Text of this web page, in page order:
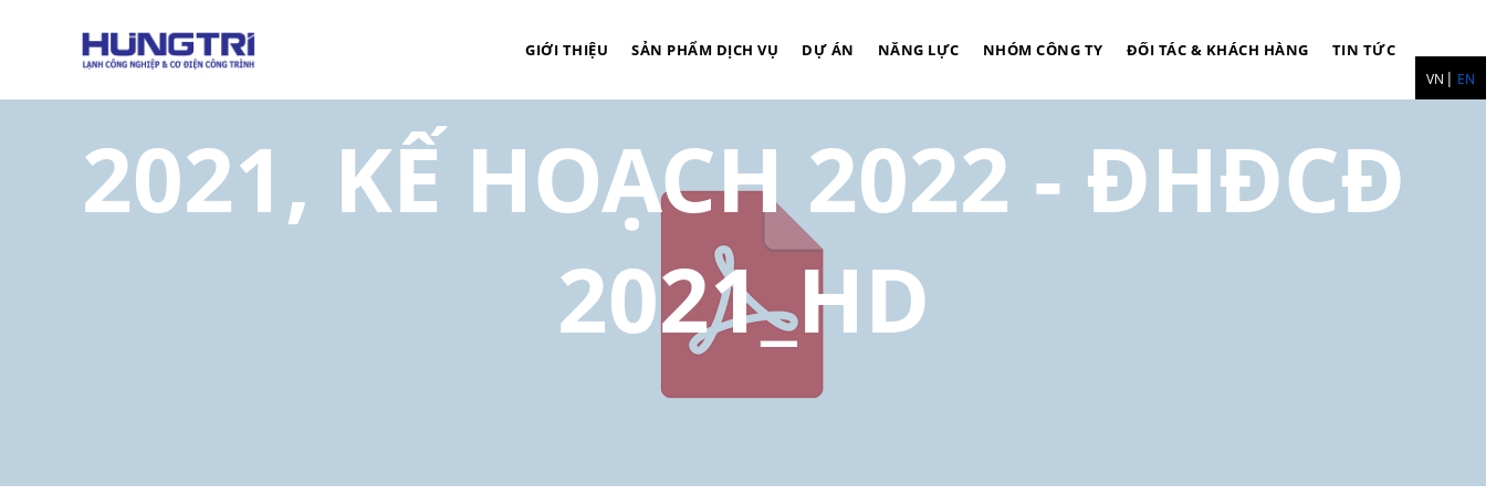
VN EN
GIỚI THIỆU SẢN PHẨM DỊCH VỤ DỰ ÁN NĂNG LỰC NHÓM CÔNG TY ĐỐI TÁC & KHÁCH HÀNG TIN TỨC
03 TỜ TRÌNH BÁO CÁO THÙ LAO
2021, KẾ HOẠCH 2022 - ĐHĐCĐ
2021_HD